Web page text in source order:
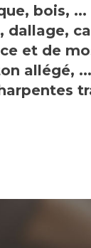
bois, ...
dallage,
et de
allégé, ...